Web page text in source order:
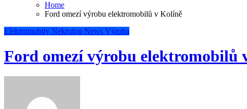
Home
Ford omezí výrobu elektromobilů v Kolíně
Elektromobily Nekrolog News Výroba
Ford omezí výrobu elektromobilů